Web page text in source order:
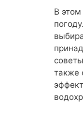
В
также